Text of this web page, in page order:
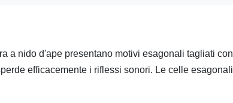
a nido d'ape presentano motivi esagonali tagliati con
efficacemente i riflessi sonori. Le celle esagonali